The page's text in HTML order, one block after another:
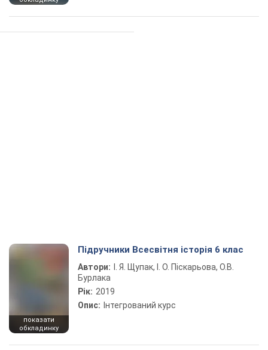
показати
обкладинку
Підручники Всесвітня історія 6 клас
Автори:
І. Я. Щупак, І. О. Піскарьова, О.В.
Бурлака
Рік: 2019
Опис: Інтегрований курс